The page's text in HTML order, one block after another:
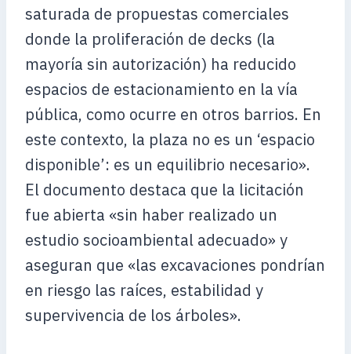
saturada de propuestas comerciales
donde la proliferación de decks (la
mayoría sin autorización) ha reducido
espacios de estacionamiento en la vía
pública, como ocurre en otros barrios. En
este contexto, la plaza no es un ‘espacio
disponible’: es un equilibrio necesario».
El documento destaca que la licitación
fue abierta «sin haber realizado un
estudio socioambiental adecuado» y
aseguran que «las excavaciones pondrían
en riesgo las raíces, estabilidad y
supervivencia de los árboles».